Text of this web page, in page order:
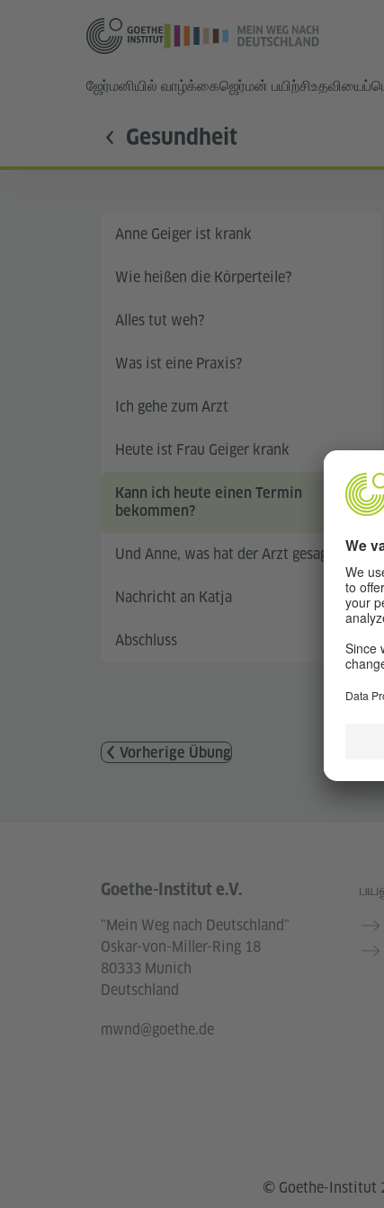
ஜேர்மனியில் வாழ்க்கைஜெர்மன் பயிற்சி
Gesundheit
Anne Geiger ist krank
Wie heißen die Körperteile?
Alles tut weh?
Was ist eine Praxis?
Ich gehe zum Arzt
Heute ist Frau Geiger krank
Kann ich heute einen Termin
bekommen?
Und Anne, was hat der Arzt gesagt?
Nachricht an Katja
Abschluss
Vorherige Übung
Service- und Informationsbereich
Goethe-Institut e.V.
"Mein Weg nach Deutschland"
Oskar-von-Miller-Ring 18
80333 Munich
Deutschland
mwnd@goethe.de
© Goethe-Institut